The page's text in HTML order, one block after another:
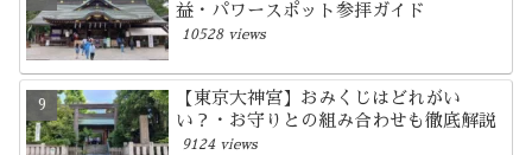
益・パワースポット参拝ガイド
10528 views
【東京大神宮】おみくじはどれがい
い？・お守りとの組み合わせも徹底解説
9124 views